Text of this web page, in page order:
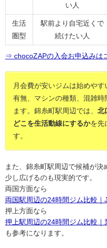
い人
生活
圏型
駅前より自宅近くで
続けたい人
⇒ chocoZAPの入会お申込みは
月会費が安いジムは始めや
有無、マシンの種類、混雑
ます。錦糸町駅周辺では、 北
どこを生活動線にするかを先
す。
また、錦糸町駅周辺で候補が
少し広げるのも現実的です。
両国方面なら
両国駅周辺の24時間ジム比較｜
押上方面なら
押上駅周辺の24時間ジム比較｜
も参考になります。